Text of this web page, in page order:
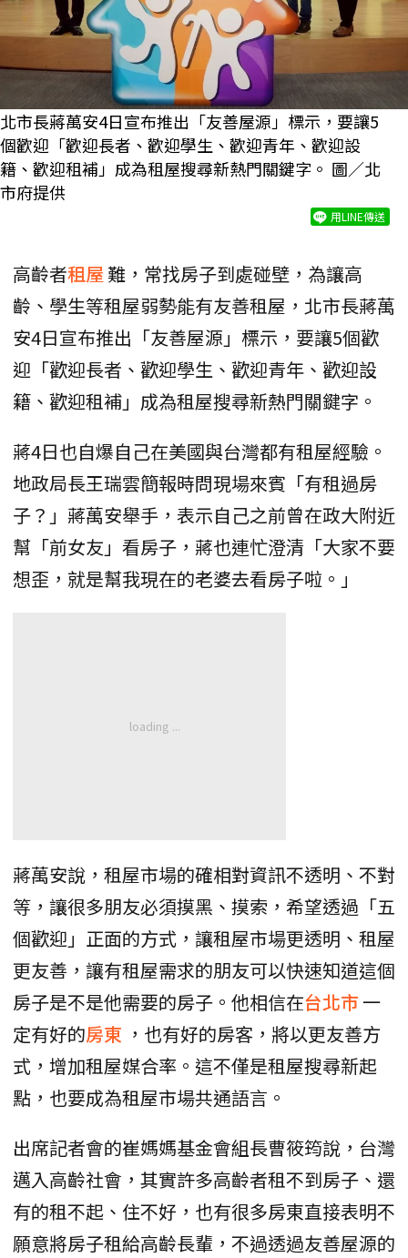
北市長蔣萬安4日宣布推出「友善屋源」標示，要讓5
個歡迎「歡迎長者、歡迎學生、歡迎青年、歡迎設
籍、歡迎租補」成為租屋搜尋新熱門關鍵字。 圖／北
市府提供
用LINE傳送
高齡者租屋 難，常找房子到處碰壁，為讓高
齡、學生等租屋弱勢能有友善租屋，北市長蔣萬
安4日宣布推出「友善屋源」標示，要讓5個歡
迎「歡迎長者、歡迎學生、歡迎青年、歡迎設
籍、歡迎租補」成為租屋搜尋新熱門關鍵字。
蔣4日也自爆自己在美國與台灣都有租屋經驗。
地政局長王瑞雲簡報時問現場來賓「有租過房
子？」蔣萬安舉手，表示自己之前曾在政大附近
幫「前女友」看房子，蔣也連忙澄清「大家不要
想歪，就是幫我現在的老婆去看房子啦。」
蔣萬安說，租屋市場的確相對資訊不透明、不對
等，讓很多朋友必須摸黑、摸索，希望透過「五
個歡迎」正面的方式，讓租屋市場更透明、租屋
更友善，讓有租屋需求的朋友可以快速知道這個
房子是不是他需要的房子。他相信在台北市一
定有好的房東 ，也有好的房客，將以更友善方
式，增加租屋媒合率。這不僅是租屋搜尋新起
點，也要成為租屋市場共通語言。
出席記者會的崔媽媽基金會組長曹筱筠說，台灣
邁入高齡社會，其實許多高齡者租不到房子、還
有的租不起、住不好，也有很多房東直接表明不
願意將房子租給高齡長輩，不過透過友善屋源的